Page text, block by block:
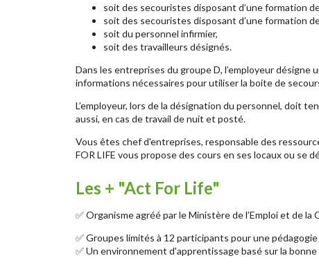
soit des secouristes disposant d’une formation
soit des secouristes disposant d’une formation
soit du personnel infirmier,
soit des travailleurs désignés.
Dans les entreprises du groupe D, l’employeur
informations nécessaires pour utiliser la boite de
L’employeur, lors de la désignation du personnel, doit
aussi, en cas de travail de nuit et posté.
Vous êtes chef d'entreprises, responsable des
FOR LIFE vous propose des cours en ses locaux ou se
Les + "Act For Life"
✅ Organisme agréé par le Ministère de l’Emploi et de
✅ Groupes limités à 12 participants pour une
✅ Un environnement d'apprentissage basé sur la